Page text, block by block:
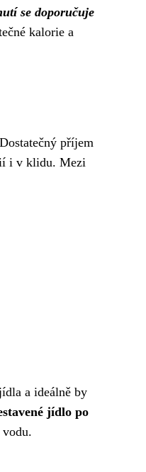
se doporučuje
kalorie a
příjem
i v klidu. Mezi
a ideálně by
jídlo po